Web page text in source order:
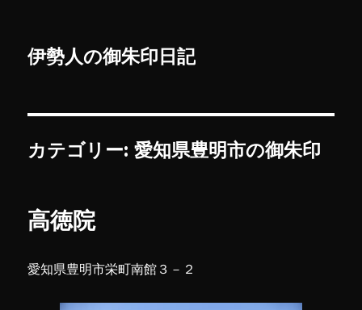
伊勢人の御朱印日記
カテゴリー:愛知県豊明市の御朱印
高徳院
愛知県豊明市栄町南館３－２